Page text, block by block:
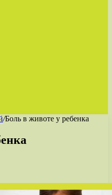
/Боль в животе у ребенка